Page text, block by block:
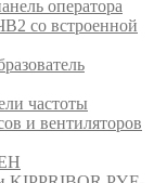
оператора
со встроенной
частоты
и вентиляторов